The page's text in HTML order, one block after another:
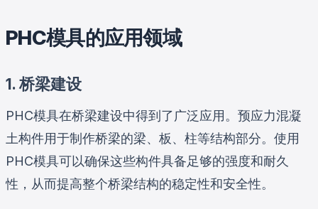
PHC模具的应用领域
1. 桥梁建设
PHC模具在桥梁建设中得到了广泛应用。预应力混凝
土构件用于制作桥梁的梁、板、柱等结构部分。使用
PHC模具可以确保这些构件具备足够的强度和耐久
性，从而提高整个桥梁结构的稳定性和安全性。